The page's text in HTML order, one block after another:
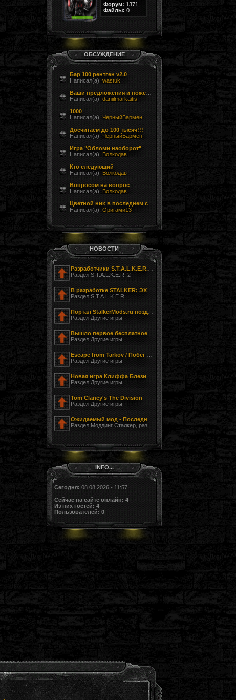
Форум: 1371
Файлы: 0
ОБСУЖДЕНИЕ
Бар 100 рентген v2.0
Написал(а): wastuk
Написал(а): daniilmarkaitis
1000
Написал(а): ЧерныйБармен
Досчитаем до 100 тысяч!!!
Написал(а): ЧерныйБармен
Игра "Обломи наоборот"
Написал(а): Волкодав
Кто следующий
Написал(а): Волкодав
Вопросом на вопрос
Написал(а): Волкодав
Написал(а): Оригами13
НОВОСТИ
Раздел:S.T.A.L.K.E.R. 2
Раздел:S.T.A.L.K.E.R.
Раздел:Другие игры
Раздел:Другие игры
Раздел:Другие игры
Раздел:Другие игры
Tom Clancy's The Division
Раздел:Другие игры
Раздел:Моддинг Сталкер, разработка модов
INFO...
Сегодня: 08.08.2026 - 11:57
Сейчас на сайте онлайн: 4
Из них гостей: 4
Пользователей: 0